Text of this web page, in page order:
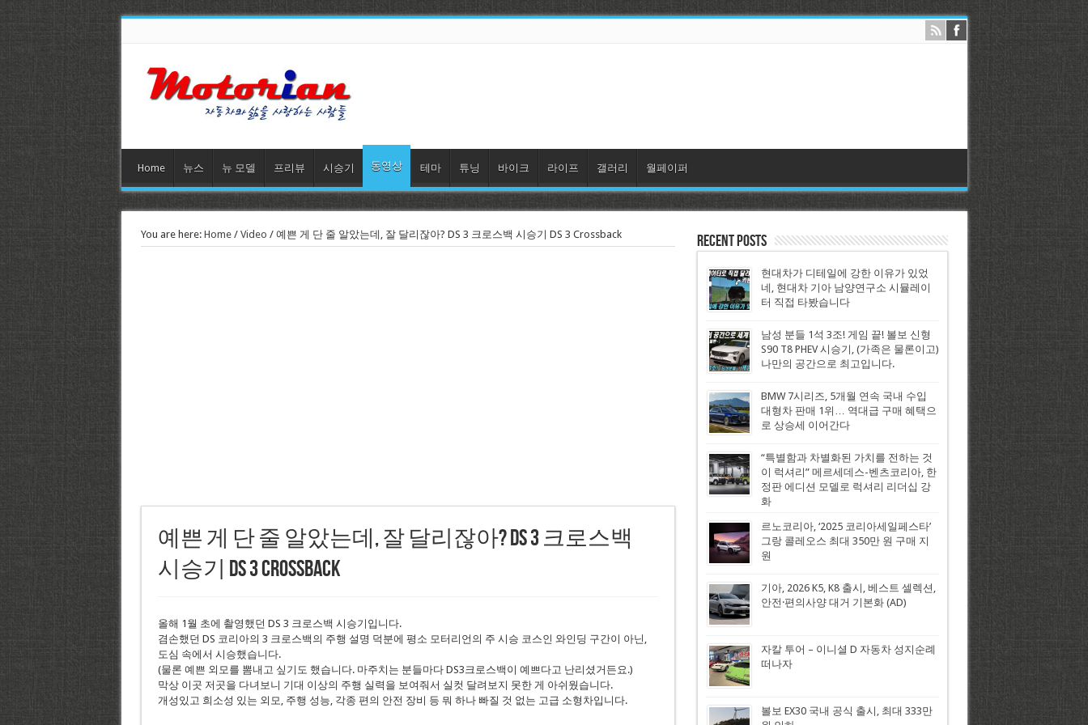
Home 뉴스 뉴 모델 프리뷰 시승기 동영상 테마 튜닝 바이크 라이프 갤러리 월페이퍼
You are here: Home/ Video / 예쁜 게 단 줄 알았는데, 잘 달리잖아? DS 3 크로스백 시승기 DS 3 Crossback
예쁜 게 단 줄 알았는데, 잘 달리잖아? DS 3 크로스백
시승기 DS 3 Crossback
올해 1월 초에 촬영했던 DS 3 크로스백 시승기입니다.
겸손했던 DS 코리아의 3 크로스백의 주행 설명 덕분에 평소 모터리언의 주 시승 코스인 와인딩 구간이 아닌,
도심 속에서 시승했습니다.
(물론 예쁜 외모를 뽐내고 싶기도 했습니다. 마주치는 분들마다 DS3크로스백이 예쁘다고 난리셨거든요.)
막상 이곳 저곳을 다녀보니 기대 이상의 주행 실력을 보여줘서 실컷 달려보지 못한 게 아쉬웠습니다.
개성있고 희소성 있는 외모, 주행 성능, 각종 편의 안전 장비 등 뭐 하나 빠질 것 없는 고급 소형차입니다.
Recent Posts
현대차가 디테일에 강한 이유가 있었
네, 현대차 기아 남양연구소 시뮬레이
터 직접 타봤습니다
남성 분들 1석 3조! 게임 끝! 볼보 신형
S90 T8 PHEV 시승기, (가족은 물론이고)
나만의 공간으로 최고입니다.
BMW 7시리즈, 5개월 연속 국내 수입
대형차 판매 1위… 역대급 구매 혜택으
로 상승세 이어간다
“특별함과 차별화된 가치를 전하는 것
이 럭셔리” 메르세데스-벤츠코리아, 한
정판 에디션 모델로 럭셔리 리더십 강
화
르노코리아, ‘2025 코리아세일페스타’
그랑 콜레오스 최대 350만 원 구매 지
원
기아, 2026 K5, K8 출시, 베스트 셀렉션,
안전·편의사양 대거 기본화 (AD)
자칼 투어 – 이니셜 D 자동차 성지순례
떠나자
볼보 EX30 국내 공식 출시, 최대 333만